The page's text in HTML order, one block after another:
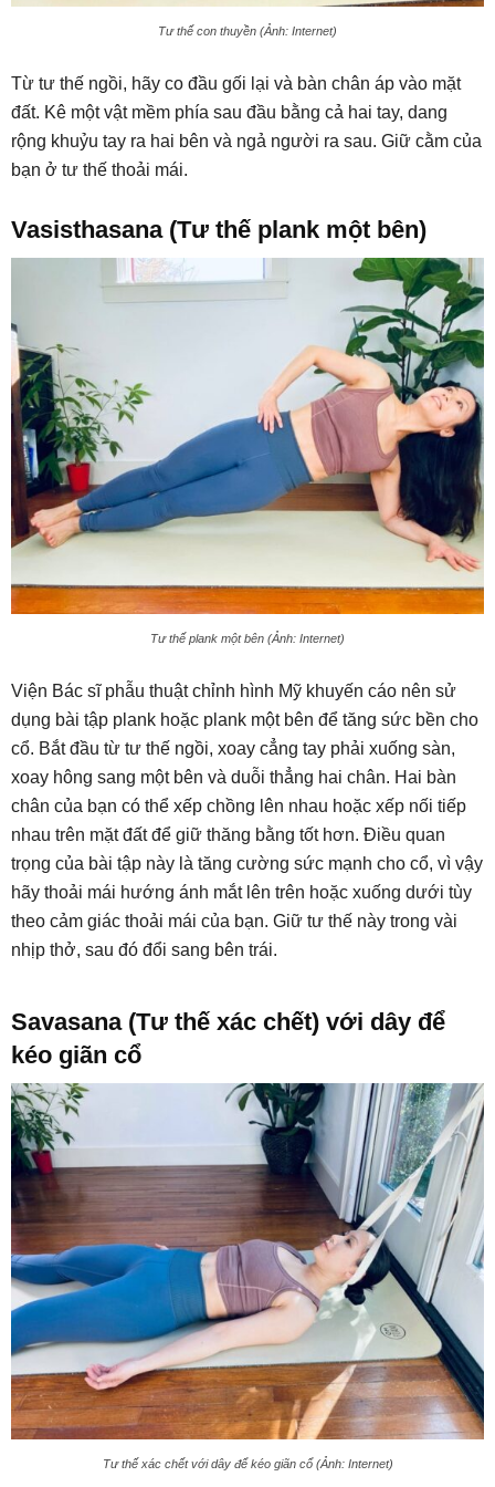
Tư thế con thuyền (Ảnh: Internet)
Từ tư thế ngồi, hãy co đầu gối lại và bàn chân áp vào mặt
đất. Kê một vật mềm phía sau đầu bằng cả hai tay, dang
rộng khuỷu tay ra hai bên và ngả người ra sau. Giữ cằm của
bạn ở tư thế thoải mái.
Vasisthasana (Tư thế plank một bên)
Tư thế plank một bên (Ảnh: Internet)
Viện Bác sĩ phẫu thuật chỉnh hình Mỹ khuyến cáo nên sử
dụng bài tập plank hoặc plank một bên để tăng sức bền cho
cổ. Bắt đầu từ tư thế ngồi, xoay cẳng tay phải xuống sàn,
xoay hông sang một bên và duỗi thẳng hai chân. Hai bàn
chân của bạn có thể xếp chồng lên nhau hoặc xếp nối tiếp
nhau trên mặt đất để giữ thăng bằng tốt hơn. Điều quan
trọng của bài tập này là tăng cường sức mạnh cho cổ, vì vậy
hãy thoải mái hướng ánh mắt lên trên hoặc xuống dưới tùy
theo cảm giác thoải mái của bạn. Giữ tư thế này trong vài
nhịp thở, sau đó đổi sang bên trái.
Savasana (Tư thế xác chết) với dây để
kéo giãn cổ
Tư thế xác chết với dây để kéo giãn cổ (Ảnh: Internet)